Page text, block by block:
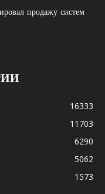
продажу систем
16333
11703
6290
5062
1573